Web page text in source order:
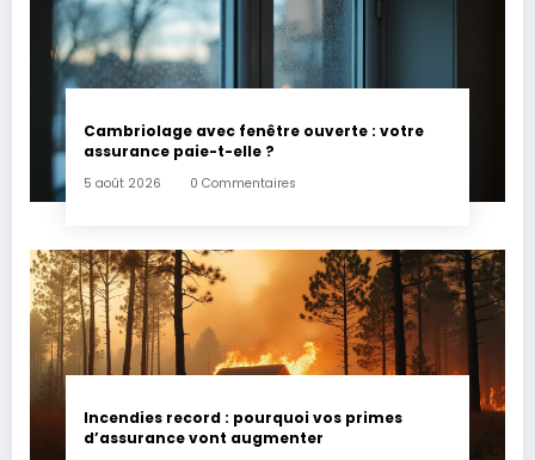
Cambriolage avec fenêtre ouverte : votre
assurance paie-t-elle ?
5 août 2026 0 Commentaires
Incendies record : pourquoi vos primes
d’assurance vont augmenter